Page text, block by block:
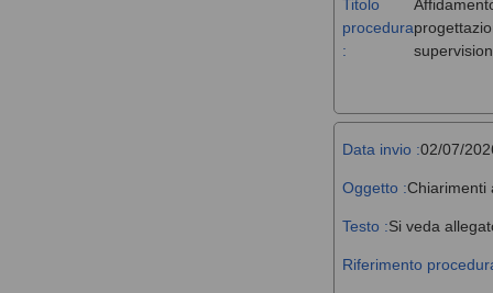
Titolo
procedura
:
Data invio :02/07/
Oggetto :Chiarimenti
Testo :Si veda
Riferimento